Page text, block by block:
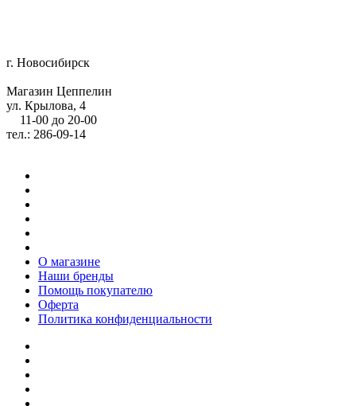
г. Новосибирск
Магазин Цеппелин
ул. Крылова, 4
11-00 до 20-00
тел.: 286-09-14
О магазине
Наши бренды
Помощь покупателю
Оферта
Политика конфиденциальности